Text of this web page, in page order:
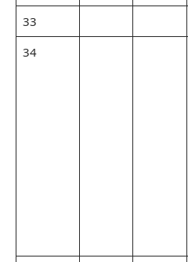
33
34